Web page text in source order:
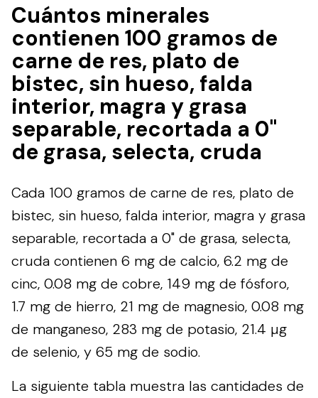
Cuántos minerales
contienen 100 gramos de
carne de res, plato de
bistec, sin hueso, falda
interior, magra y grasa
separable, recortada a 0"
de grasa, selecta, cruda
Cada 100 gramos de carne de res, plato de
bistec, sin hueso, falda interior, magra y grasa
separable, recortada a 0" de grasa, selecta,
cruda contienen 6 mg de calcio, 6.2 mg de
cinc, 0.08 mg de cobre, 149 mg de fósforo,
1.7 mg de hierro, 21 mg de magnesio, 0.08 mg
de manganeso, 283 mg de potasio, 21.4 µg
de selenio, y 65 mg de sodio.
La siguiente tabla muestra las cantidades de